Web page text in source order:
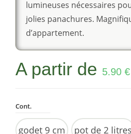
lumineuses nécessaires
jolies panachures.
d’appartement.
A partir de 5.90 €
Cont.
godet 9 cm
pot de 2 litres